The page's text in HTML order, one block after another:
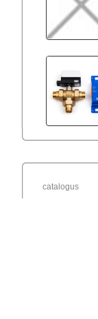
catalogus